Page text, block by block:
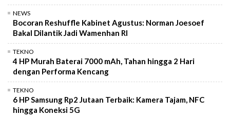
NEWS
Bocoran Reshuffle Kabinet Agustus: Norman Joesoef
Bakal Dilantik Jadi Wamenhan RI
TEKNO
4 HP Murah Baterai 7000 mAh, Tahan hingga 2 Hari
dengan Performa Kencang
TEKNO
6 HP Samsung Rp2 Jutaan Terbaik: Kamera Tajam, NFC
hingga Koneksi 5G